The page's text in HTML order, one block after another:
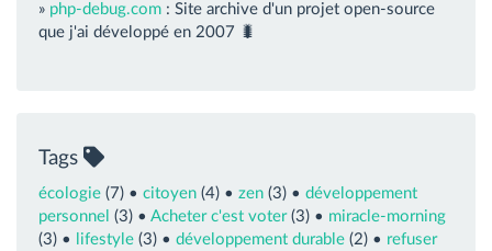
» php-debug.com : Site archive d'un projet open-source
que j'ai développé en 2007 🐛
Tags
écologie (7) • citoyen (4) • zen (3) • développement
personnel (3) • Acheter c'est voter(3) • miracle-morning
(3) •
lifestyle (3) • développement durable (2) • refuser